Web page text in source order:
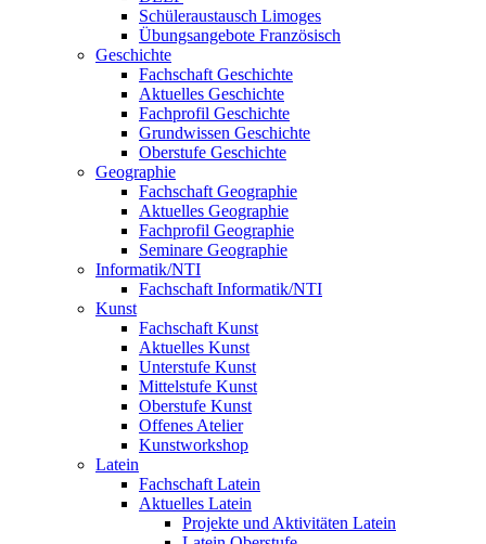
Schüleraustausch Limoges
Übungsangebote Französisch
Geschichte
Fachschaft Geschichte
Aktuelles Geschichte
Fachprofil Geschichte
Grundwissen Geschichte
Oberstufe Geschichte
Geographie
Fachschaft Geographie
Aktuelles Geographie
Fachprofil Geographie
Seminare Geographie
Informatik/NTI
Fachschaft Informatik/NTI
Kunst
Fachschaft Kunst
Aktuelles Kunst
Unterstufe Kunst
Mittelstufe Kunst
Oberstufe Kunst
Offenes Atelier
Kunstworkshop
Latein
Fachschaft Latein
Aktuelles Latein
Projekte und Aktivitäten Latein